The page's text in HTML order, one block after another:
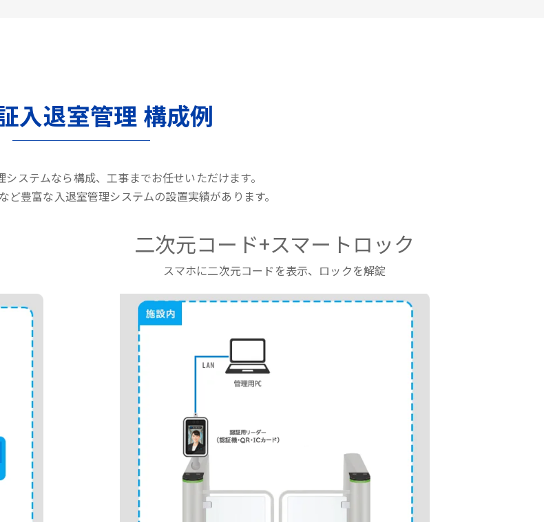
入退室管理 構成例
システムなら構成、工事までお任せいただけます。
ど豊富な入退室管理システムの設置実績があります。
二次元コード+スマートロック
スマホに二次元コードを表示、ロックを解錠